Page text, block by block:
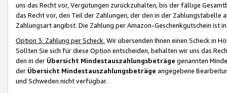
uns das Recht vor, Vergütungen zurückzuhalten, bis der fällige
das Recht vor, den Teil der Zahlungen, der den in der
Zahlungsart angibst. Die Zahlung per Amazon-Geschenkgutschein ist
Option 3: Zahlung per Scheck. Wir übersenden Ihnen einen Scheck in
Sollten Sie sich für diese Option entscheiden, behalten wir uns das
den in der Übersicht Mindestauszahlungsbeträge genannten
der Übersicht Mindestauszahlungsbeträge angegebene
und Schweden nicht verfügbar.